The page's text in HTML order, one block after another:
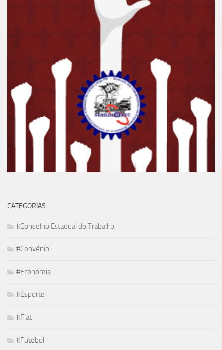
CATEGORIAS
#Conselho Estadual do Trabalho
#Convênio
#Economia
#Esporte
#Fiat
#Futebol